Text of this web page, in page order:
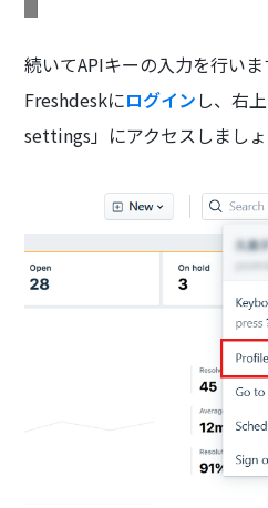
続いてAPIキーの入力を行いま
Freshdeskにログインし、右
settings」にアクセスしましょ